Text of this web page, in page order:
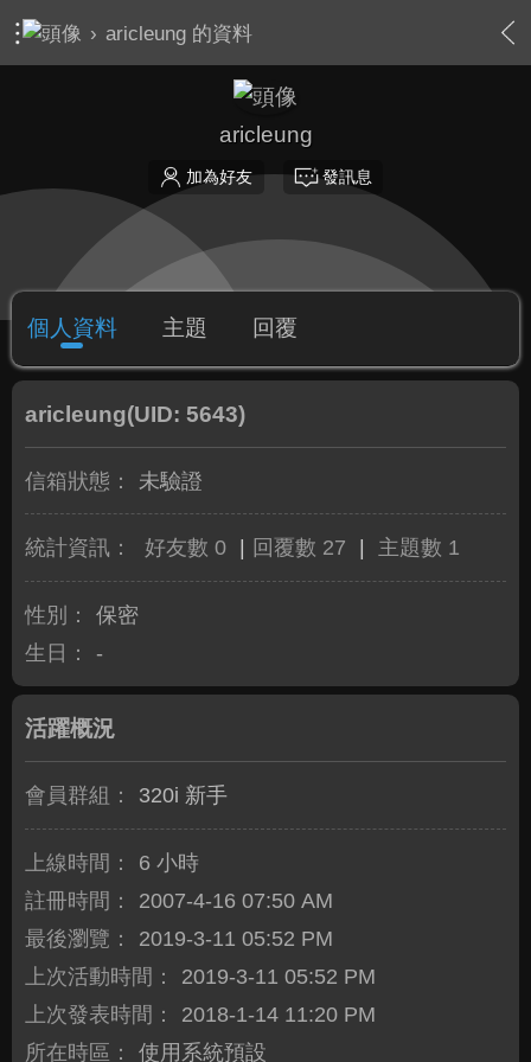
› aricleung 的資料
aricleung
加為好友 發訊息
個人資料 主題 回覆
aricleung(UID: 5643)
信箱狀態： 未驗證
統計資訊： 好友數 0 回覆數 27 主題數 1
性別：
保密
生日：
-
活躍概況
會員群組： 320i 新手
上線時間：
6 小時
註冊時間：
2007-4-16 07:50 AM
最後瀏覽：
2019-3-11 05:52 PM
上次活動時間：
2019-3-11 05:52 PM
上次發表時間：
2018-1-14 11:20 PM
所在時區：
使用系統預設